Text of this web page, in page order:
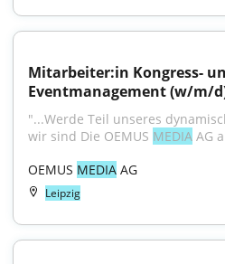
Mitarbeiter:in Kongress-
Eventmanagement (w/m/
"...Werde Teil unseres
wir sind Die OEMUS MEDIA AG
OEMUS MEDIA AG
Leipzig